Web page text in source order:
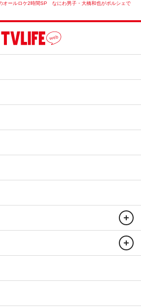
オールロケ2時間SP なにわ男子・大橋和也がポルシェで